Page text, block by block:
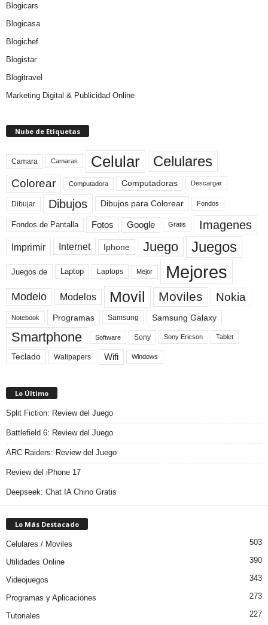
Blogicars
Blogicasa
Blogichef
Blogistar
Blogitravel
Marketing Digital & Publicidad Online
Nube de Etiquetas
Camara Camaras Celular Celulares
Colorear Computadora Computadoras Descargar
Dibujar Dibujos Dibujos para Colorear Fondos
Fondos de Pantalla Fotos Google Gratis Imagenes
Imprimir Internet Iphone Juego Juegos
Juegos de Laptop Laptops Mejor Mejores
Modelo Modelos Movil Moviles Nokia
Notebook Programas Samsung Samsung Galaxy
Smartphone Software Sony Sony Ericson Tablet
Teclado Wallpapers Wifi Windows
Lo Último
Split Fiction: Review del Juego
Battlefield 6: Review del Juego
ARC Raiders: Review del Juego
Review del iPhone 17
Deepseek: Chat IA Chino Gratis
Lo Más Destacado
Celulares / Moviles 503
Utilidades Online 390
Videojuegos 343
Programas y Aplicaciones 273
Tutoriales 227